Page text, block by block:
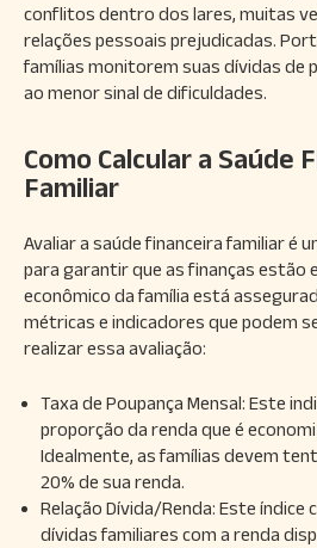
conflitos dentro dos lares, muitas
relações pessoais prejudicadas.
famílias monitorem suas dívidas de
ao menor sinal de dificuldades.
Como Calcular a Saúde
Familiar
Avaliar a saúde financeira familiar é
para garantir que as finanças estão
econômico da família está
métricas e indicadores que podem
realizar essa avaliação:
Taxa de Poupança Mensal: Este
proporção da renda que é
Idealmente, as famílias devem
20% de sua renda.
Relação Dívida/Renda: Este
dívidas familiares com a renda